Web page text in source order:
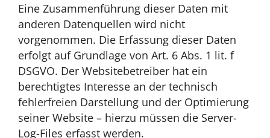
Eine Zusammenführung dieser Daten mit
anderen Datenquellen wird nicht
vorgenommen. Die Erfassung dieser Daten
erfolgt auf Grundlage von Art. 6 Abs. 1 lit. f
DSGVO. Der Websitebetreiber hat ein
berechtigtes Interesse an der technisch
fehlerfreien Darstellung und der Optimierung
seiner Website – hierzu müssen die Server-
Log-Files erfasst werden.